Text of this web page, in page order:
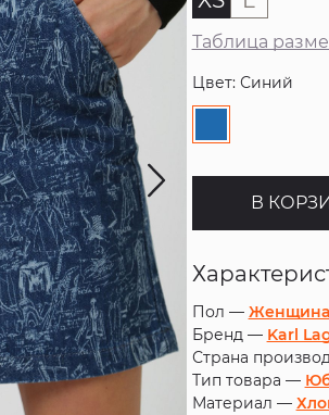
Таблица
Цвет: Синий
В
Пол —
Бренд — Karl
Страна
Тип товара —
Материал —